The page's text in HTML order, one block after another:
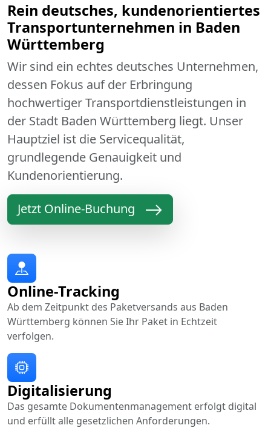
Rein deutsches, kundenorientiertes
Transportunternehmen in Baden
Württemberg
Wir sind ein echtes deutsches Unternehmen,
dessen Fokus auf der Erbringung
hochwertiger Transportdienstleistungen in
der Stadt Baden Württemberg liegt. Unser
Hauptziel ist die Servicequalität,
grundlegende Genauigkeit und
Kundenorientierung.
Jetzt Online-Buchung
Online-Tracking
Ab dem Zeitpunkt des Paketversands aus Baden
Württemberg können Sie Ihr Paket in Echtzeit
verfolgen.
Digitalisierung
Das gesamte Dokumentenmanagement erfolgt digital
und erfüllt alle gesetzlichen Anforderungen.